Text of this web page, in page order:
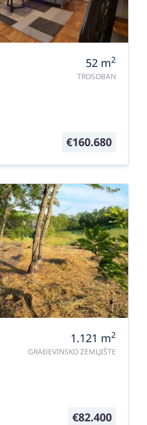
52 m2
TROSOBAN
€160.680
1.121 m2
GRAĐEVINSKO ZEMLJIŠTE
€82.400